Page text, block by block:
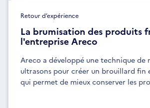
Retour d’expérience
La brumisation des produits
l'entreprise Areco
Areco a développé une technique de
ultrasons pour créer un brouillard fin
qui permet de mieux conserver les